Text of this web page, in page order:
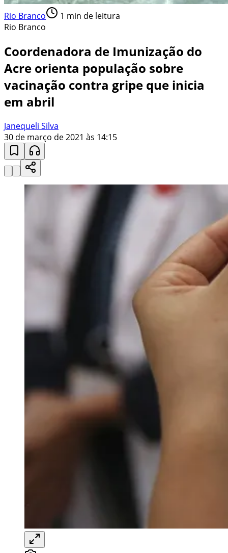
Rio Branco 1 min de leitura
Rio Branco
Coordenadora de Imunização do
Acre orienta população sobre
vacinação contra gripe que inicia
em abril
Janequeli Silva
30 de março de 2021 às 14:15